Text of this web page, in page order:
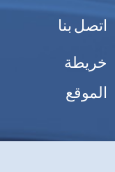
اتصل بنا
خريطة
الموقع